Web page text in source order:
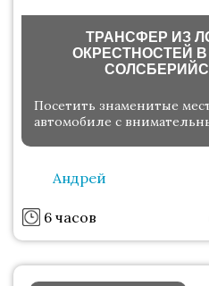
ТРАНСФЕР ИЗ
ОКРЕСТНОСТЕЙ
Посетить знаменитые
автомобиле с
Андрей
6 часов